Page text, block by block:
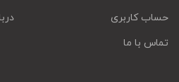
حساب کاربری
تماس با ما